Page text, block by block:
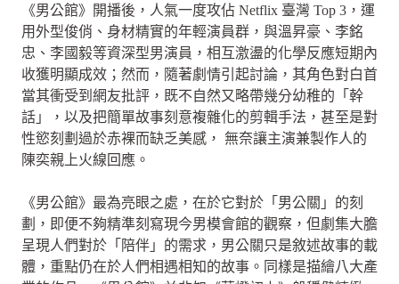
《男公館》開播後，人氣一度攻佔 Netflix 臺灣 Top 3，運
用外型俊俏、身材精實的年輕演員群，與溫昇豪、李銘
忠、李國毅等資深型男演員，相互激盪的化學反應短期內
收獲明顯成效；然而，隨著劇情引起討論，其角色對白首
當其衝受到網友批評，既不自然又略帶幾分幼稚的「幹
話」，以及把簡單故事刻意複雜化的剪輯手法，甚至是對
性慾刻劃過於赤裸而缺乏美感， 無奈讓主演兼製作人的
陳奕親上火線回應。
《男公館》最為亮眼之處，在於它對於「男公關」的刻
劃，即便不夠精準刻寫現今男模會館的觀察，但劇集大膽
呈現人們對於「陪伴」的需求，男公關只是敘述故事的載
體，重點仍在於人們相遇相知的故事。同樣是描繪八大產